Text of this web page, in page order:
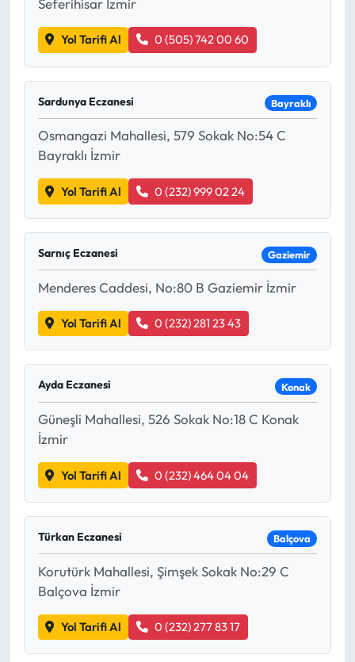
Seferihisar İzmir
Yol Tarifi Al 0 (505) 742 00 60
Sardunya Eczanesi Bayraklı
Osmangazi Mahallesi, 579 Sokak No:54 C
Bayraklı İzmir
Yol Tarifi Al 0 (232) 999 02 24
Sarnıç Eczanesi Gaziemir
Menderes Caddesi, No:80 B Gaziemir İzmir
Yol Tarifi Al 0 (232) 281 23 43
Ayda Eczanesi Konak
Güneşli Mahallesi, 526 Sokak No:18 C Konak
İzmir
Yol Tarifi Al 0 (232) 464 04 04
Türkan Eczanesi Balçova
Korutürk Mahallesi, Şimşek Sokak No:29 C
Balçova İzmir
Yol Tarifi Al 0 (232) 277 83 17